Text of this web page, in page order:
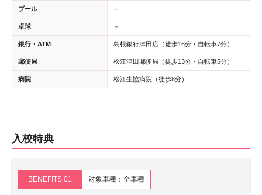
プール －
卓球 －
銀行・ATM 島根銀行津田店（徒歩16分・自転車7分）
郵便局 松江津田郵便局（徒歩13分・自転車5分）
病院 松江生協病院（徒歩8分）
入校特典
BENEFITS 01 対象車種：全車種